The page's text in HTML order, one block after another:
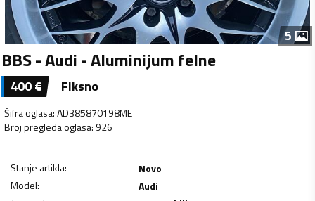
5
BBS - Audi - Aluminijum felne
400€ Fiksno
Šifra oglasa:AD385870198ME
Broj pregleda oglasa: 926
Stanje artikla:
Novo
Model:
Audi